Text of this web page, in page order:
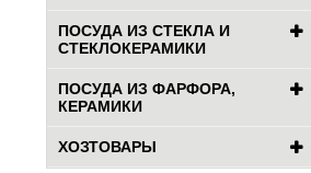
ПОСУДА ИЗ СТЕКЛА И
СТЕКЛОКЕРАМИКИ
ПОСУДА ИЗ ФАРФОРА,
КЕРАМИКИ
ХОЗТОВАРЫ